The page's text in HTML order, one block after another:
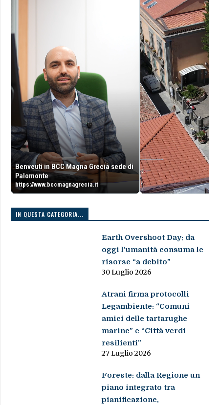
Benveuti in BCC Magna Grecia sede di
Palomonte
https://www.bccmagnagrecia.it
IN QUESTA CATEGORIA...
Earth Overshoot Day: da
oggi l’umanità consuma le
risorse “a debito”
30 Luglio 2026
Atrani firma protocolli
Legambiente: “Comuni
amici delle tartarughe
marine” e “Città verdi
resilienti”
27 Luglio 2026
Foreste: dalla Regione un
piano integrato tra
pianificazione,